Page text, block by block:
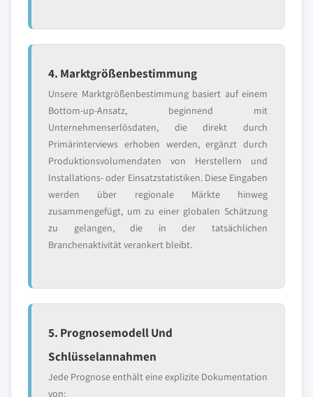
4. Marktgrößenbestimmung
Unsere Marktgrößenbestimmung basiert auf einem
Bottom-up-Ansatz, beginnend mit
Unternehmenserlösdaten, die direkt durch
Primärinterviews erhoben werden, ergänzt durch
Produktionsvolumendaten von Herstellern und
Installations- oder Einsatzstatistiken. Diese Eingaben
werden über regionale Märkte hinweg
zusammengefügt, um zu einer globalen Schätzung
zu gelangen, die in der tatsächlichen
Branchenaktivität verankert bleibt.
5. Prognosemodell Und
Schlüsselannahmen
Jede Prognose enthält eine explizite Dokumentation
von: